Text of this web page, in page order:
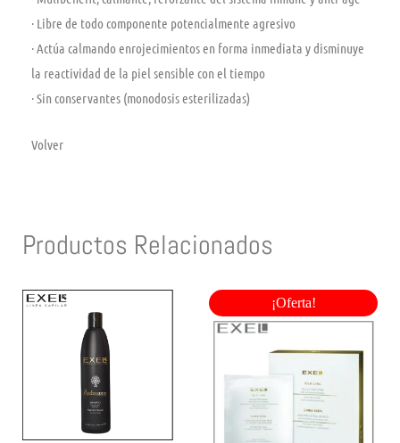
· Libre de todo componente potencialmente agresivo
· Actúa calmando enrojecimientos en forma inmediata y disminuye
la reactividad de la piel sensible con el tiempo
· Sin conservantes (monodosis esterilizadas)
Volver
Productos Relacionados
¡Oferta!